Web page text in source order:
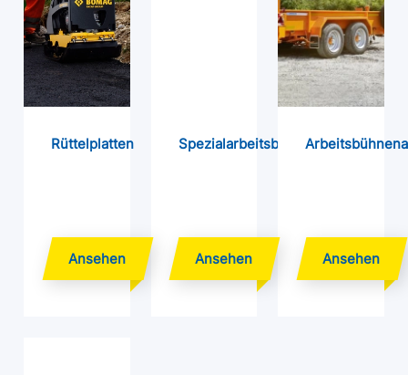
Rüttelplatten Spezialarbeitsbühnen